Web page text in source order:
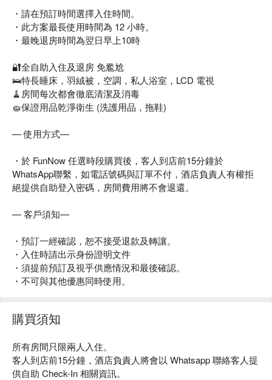
・請在預訂時間選擇入住時間。
・此方案最長使用時間為 12 小時。
・最晚退房時間為翌日早上10時
🔐全自助入住及退房 免尷尬
🛌特長睡床，羽絨被，空調，私人浴室，LCD 電視
🧹房間每次都會徹底清潔及消毒
🧽保證用品乾淨衛生 (洗護用品，拖鞋)
— 使用方式—
・於 FunNow 任選時段購買後，客人到店前15分鐘於
WhatsApp聯繫，如電話號碼與訂單不付，酒店負責人有權拒
絕提供自助登入密碼，房間費用將不會退還。
— 客戶須知—
・預訂一經確認，恕不接受退款及轉讓。
・入住時請出示身份證明文件
・須提前預訂及視乎供應情況和最後確認。
・不可與其他優惠同時使用。
購買須知
所有房間只限兩人入住。
客人到店前15分鐘，酒店負責人將會以 Whatsapp 聯絡客人提
供自助 Check-In 相關資訊。